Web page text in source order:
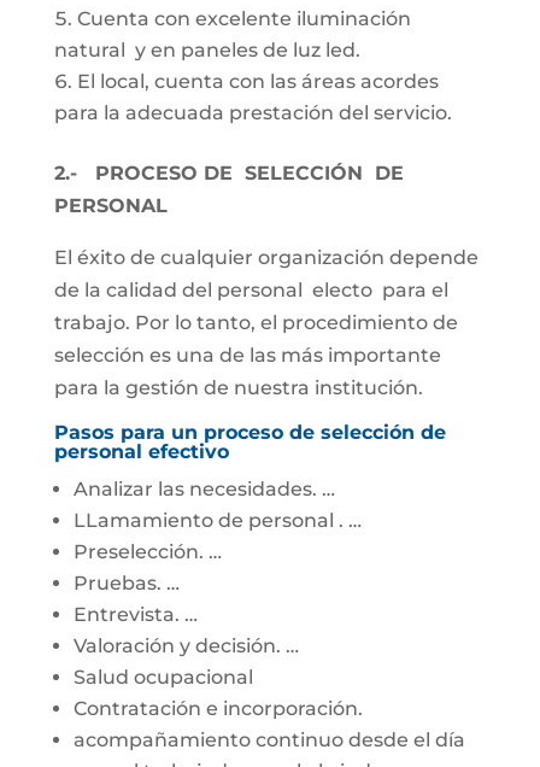
Cuenta con excelente iluminación
natural y en paneles de luz led.
El local, cuenta con las áreas acordes
para la adecuada prestación del servicio.
2.- PROCESO DE SELECCIÓN DE
PERSONAL
El éxito de cualquier organización depende
de la calidad del personal electo para el
trabajo. Por lo tanto, el procedimiento de
selección es una de las más importante
para la gestión de nuestra institución.
Pasos para un proceso de selección de
personal efectivo
Analizar las necesidades. …
LLamamiento de personal . …
Preselección. …
Pruebas. …
Entrevista. …
Valoración y decisión. …
Salud ocupacional
Contratación e incorporación.
acompañamiento continuo desde el día